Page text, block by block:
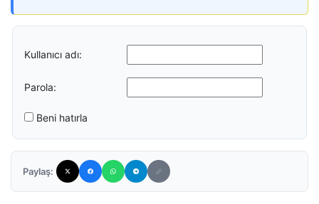
Kullanıcı adı:
Parola:
Beni hatırla
Paylaş: